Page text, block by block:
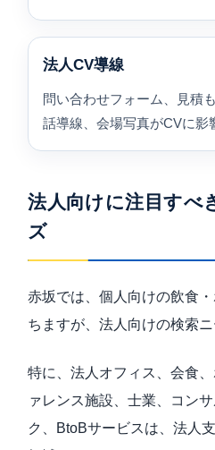
法人CV導線
問い合わせフォーム、見積
話導線、会場写真がCVに影
法人向けに注目すべ
ズ
赤坂では、個人向けの飲食
ちますが、法人向けの検索
特に、法人オフィス、会食
ァレンス施設、士業、コン
ク、BtoBサービスは、法人